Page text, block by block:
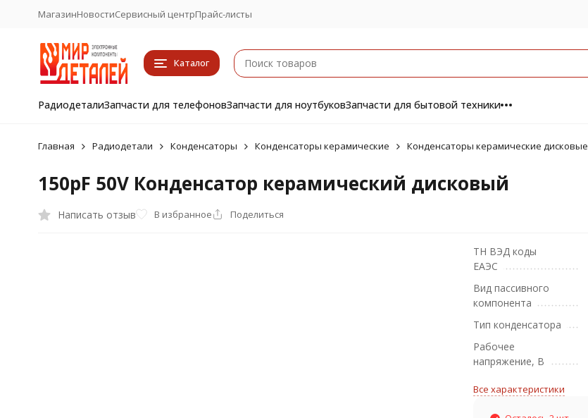
МагазинНовостиСервисный центрПрайс-листы
Каталог
РадиодеталиЗапчасти для телефоновЗапчасти для ноутбуковЗапчасти для бытовой техники
Главная Радиодетали Конденсаторы Конденсаторы керамические Конденсаторы керамические дисковые
150pF 50V Конденсатор керамический дисковый
Написать отзыв В избранное Поделиться
ТН ВЭД коды
ЕАЭС
Вид пассивного
компонента
Тип конденсатора
Рабочее
напряжение, В
Все характеристики